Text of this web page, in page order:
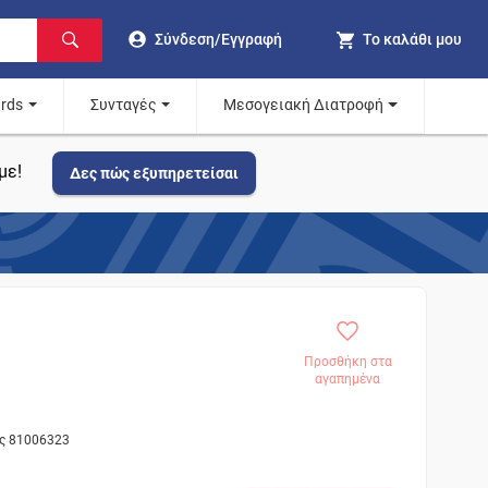
Σύνδεση/Εγγραφή Το καλάθι μου
Συνταγές Μεσογειακή Διατροφή
Δες πώς εξυπηρετείσαι
Προσθήκη στα
αγαπημένα
81006323